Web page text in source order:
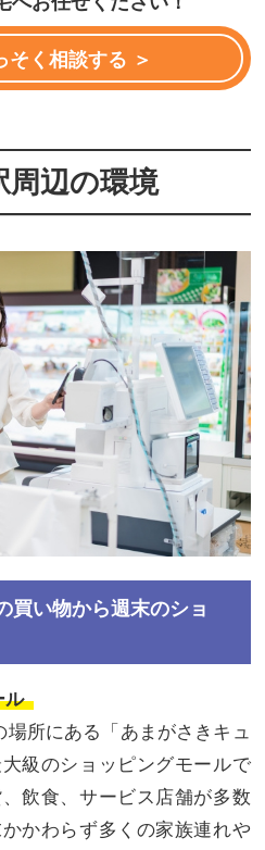
そく相談する ＞
周辺の環境
買い物から週末のショ
ル
所にある「あまがさきキュ
級のショッピングモールで
飲食、サービス店舗が多数
かわらず多くの家族連れや